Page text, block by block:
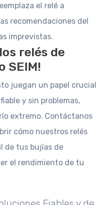
el relé a
recomendaciones del
imprevistas.
relés de
SEIM!
juegan un papel crucial
y sin problemas,
extremo. Contáctanos
cómo nuestros relés
de tus bujías de
el rendimiento de tu